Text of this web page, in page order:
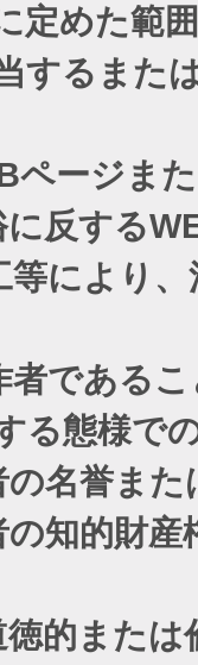
定めた範
するまた
ページま
反する
により
者である
る態様で
名誉ま
知的財
的また